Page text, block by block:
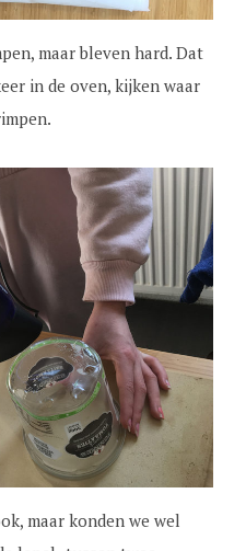
maar bleven hard. Dat
in de oven, kijken waar
maar konden we wel